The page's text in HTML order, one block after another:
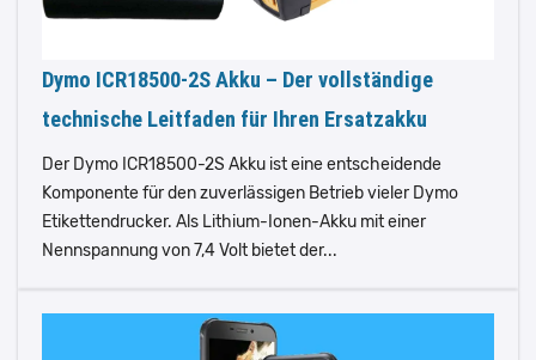
Dymo ICR18500-2S Akku – Der vollständige
technische Leitfaden für Ihren Ersatzakku
Der Dymo ICR18500-2S Akku ist eine entscheidende
Komponente für den zuverlässigen Betrieb vieler Dymo
Etikettendrucker. Als Lithium-Ionen-Akku mit einer
Nennspannung von 7,4 Volt bietet der...